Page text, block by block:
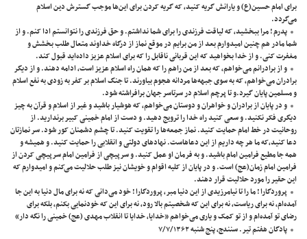
برای امام حسین(ع) و یارانش گریه کنید، که گریه کردن برای این‌ها موجب گسترش دین اسلام
می‌گردد.
پدرم ! مرا ببخشید، که لیاقت فرزندی را برای شما نداشتم. و حق فرزندی را نتوانستم ادا کنم. و از
شما مادر هم چنین امیدوارم بعد از من برایم در موقع نماز از درگاه خداوند متعال طلب بخشش و
مغفرت کنی. و از خدا بخواهید که این قربانی ناقابل را که برای اسلام عزیز داده‌اید قبول کند.
و از برادرانم می‌خواهم، که بعد از من راهم را که همان راه اسلام عزیز است، ادامه دهند. و از دیگر
برادران می‌خواهم، که به سوی جبهه‌ها مردانه هجوم بیاورند. تا جنگ اسلام بر کفر به زودی به نفع اسلام
و مسلمین پایان گیرد.و تا پرچم اسلام در سرتاسر جهان برافراشته شود.
و در پایان از برادران و خواهران و دوستان می‌خواهم، که هوشیار باشید و غیر از اسلام و قرآن به چیز
دیگری فکر نکنید. و سعی کنید راه خدا را ترویج دهید. و دست از امام خمینی کبیر برندارید. از
روحانیت در خط امام حمایت کنید. نماز جمعه‌ها را تقویت کنید. تا چشم دشمنان کور شود. سر نمازتان
دعا کنید،که ما هر چه داریم از این دعاهاست. نهاد‌های دولتی و انقلابی را حمایت کنید. و همیشه و
همه جا مطیع فرامین امام باشید. و به فرمان او عمل کنید. و سرپیچی از فرامین امام سرپیچی کردن از
فرامین امام زمان(عج) است. و در پایان از کلیه اقوام و خویشان نیز طلب حلالیت می‌کنم و امیدوارم که
این حقیر را مورد حلالیت قرار دهند.
پروردگارا ! ما را تا نیامرزیدی از این دنیا مبر، پروردگارا ! خود می‌دانی که نه برای مال دنیا به این جا
آمده‌ام، نه برای ریاست، نه برای این که شخصیتم بالا رود، نه برای این که خودنمایی بکنم، بلکه برای
رضای تو آمده‌ام و از تو کمک و یاری می‌خواهم «خدایا، خدایا تا انقلاب مهدی (عج) خمینی را نگه دار»
پادگان هفتم تیر. سنندج، پنج شنبه ۷/۷/۱۳۶۲